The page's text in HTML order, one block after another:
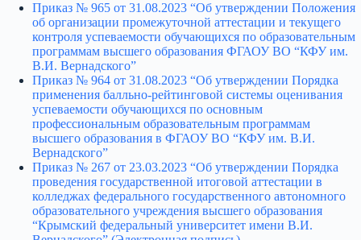
Приказ № 965 от 31.08.2023 “Об утверждении Положения
об организации промежуточной аттестации и текущего
контроля успеваемости обучающихся по образовательным
программам высшего образования ФГАОУ ВО “КФУ им.
В.И. Вернадского”
Приказ № 964 от 31.08.2023 “Об утверждении Порядка
применения балльно-рейтинговой системы оценивания
успеваемости обучающихся по основным
профессиональным образовательным программам
высшего образования в ФГАОУ ВО “КФУ им. В.И.
Вернадского”
Приказ № 267 от 23.03.2023 “Об утверждении Порядка
проведения государственной итоговой аттестации в
колледжах федерального государственного автономного
образовательного учреждения высшего образования
“Крымский федеральный университет имени В.И.